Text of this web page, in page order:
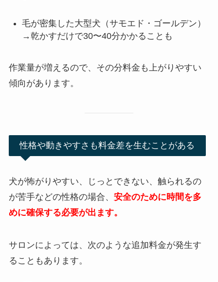
毛が密集した大型犬（サモエド・ゴールデン）
→乾かすだけで30〜40分かかることも
作業量が増えるので、その分料金も上がりやすい
傾向があります。
性格や動きやすさも料金差を生むことがある
犬が怖がりやすい、じっとできない、触られるの
が苦手などの性格の場合、 安全のために時間を多
めに確保する必要が出ます。
サロンによっては、次のような追加料金が発生す
ることもあります。